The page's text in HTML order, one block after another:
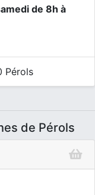
de 8h à
Pérols
de Pérols